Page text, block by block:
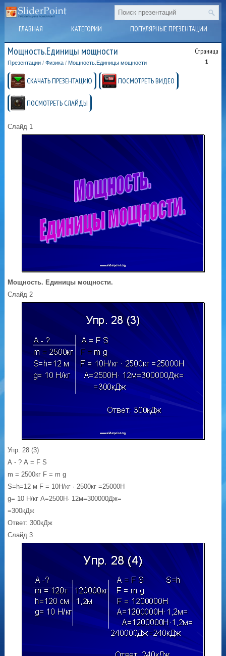
ГЛАВНАЯ КАТЕГОРИИ ПОПУЛЯРНЫЕ ПРЕЗЕНТАЦИИ
Мощность.Единицы мощности Страница
1
Презентации /Физика / Мощность.Единицы мощности
СКАЧАТЬ ПРЕЗЕНТАЦИЮ ПОСМОТРЕТЬ ВИДЕО
ПОСМОТРЕТЬ СЛАЙДЫ
Слайд 1
Мощность. Единицы мощности.
Слайд 2
Упр. 28 (3)
А - ? А = F S
m = 2500кг F = m g
S=h=12 м F = 10Н/кг · 2500кг =25000Н
g= 10 Н/кг А=2500Н· 12м=300000Дж=
=300кДж
Ответ: 300кДж
Слайд 3